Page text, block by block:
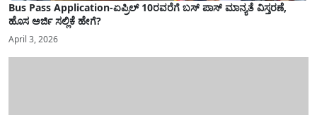
Bus Pass Application-ಏಪ್ರಿಲ್ 10ರವರೆಗೆ ಬಸ್ ಪಾಸ್ ಮಾನ್ಯತೆ ವಿಸ್ತರಣೆ,
ಹೊಸ ಅರ್ಜಿ ಸಲ್ಲಿಕೆ ಹೇಗೆ?
April 3, 2026